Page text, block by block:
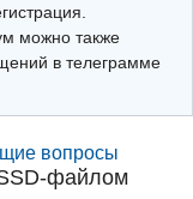
можно также
в телеграмме
вопросы
файлом